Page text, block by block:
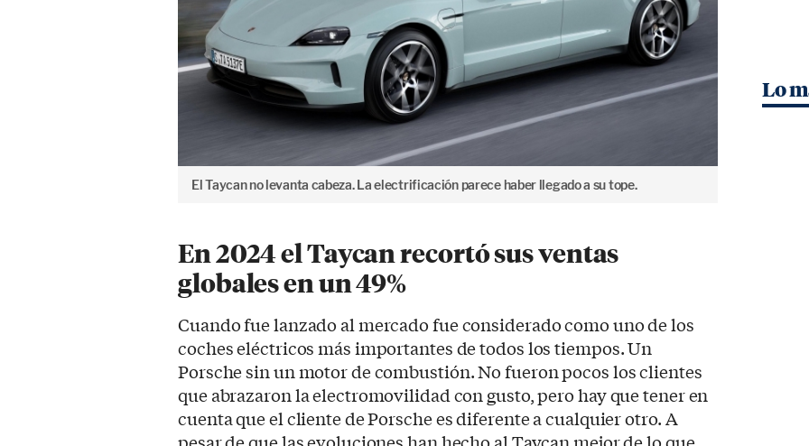
El Taycan no levanta cabeza. La electrificación parece haber llegado a su tope.
En 2024 el Taycan recortó sus ventas
globales en un 49%
Cuando fue lanzado al mercado fue considerado como uno de los
coches eléctricos más importantes de todos los tiempos. Un
Porsche sin un motor de combustión. No fueron pocos los clientes
que abrazaron la electromovilidad con gusto, pero hay que tener en
cuenta que el cliente de Porsche es diferente a cualquier otro. A
pesar de que las evoluciones han hecho al Taycan mejor de lo que
Lo